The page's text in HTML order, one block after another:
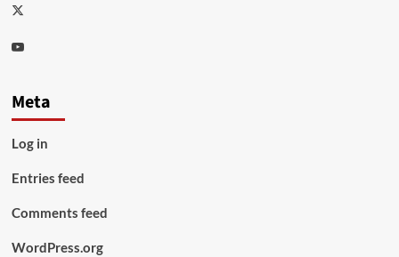
Twitter
Youtube
Meta
Log in
Entries feed
Comments feed
WordPress.org